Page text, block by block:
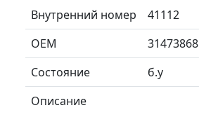
Внутренний номер
41112
ОЕМ
31473868
Состояние
б.у
Описание